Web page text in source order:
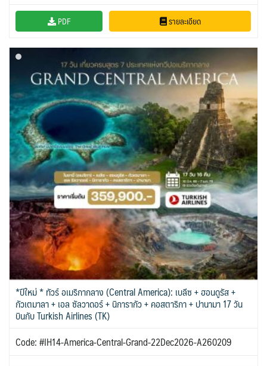
PDF รายละเอียด
*ปีใหม่ * ทัวร์ อเมริกากลาง (Central America): เบลีซ + ฮอนดูรัส +
กัวเตมาลา + เอล ซัลวาดอร์ + นิการากัว + คอสตาริกา + ปานามา 17 วัน
บินกับ Turkish Airlines (TK)
Code: #IH14-America-Central-Grand-22Dec2026-A260209